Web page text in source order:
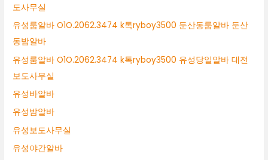
도사무실
유성룸알바 O1O.2062.3474 k톡ryboy3500 둔산동룸알바 둔산
동밤알바
유성룸알바 O1O.2062.3474 k톡ryboy3500 유성당일알바 대전
보도사무실
유성바알바
유성밤알바
유성보도사무실
유성야간알바